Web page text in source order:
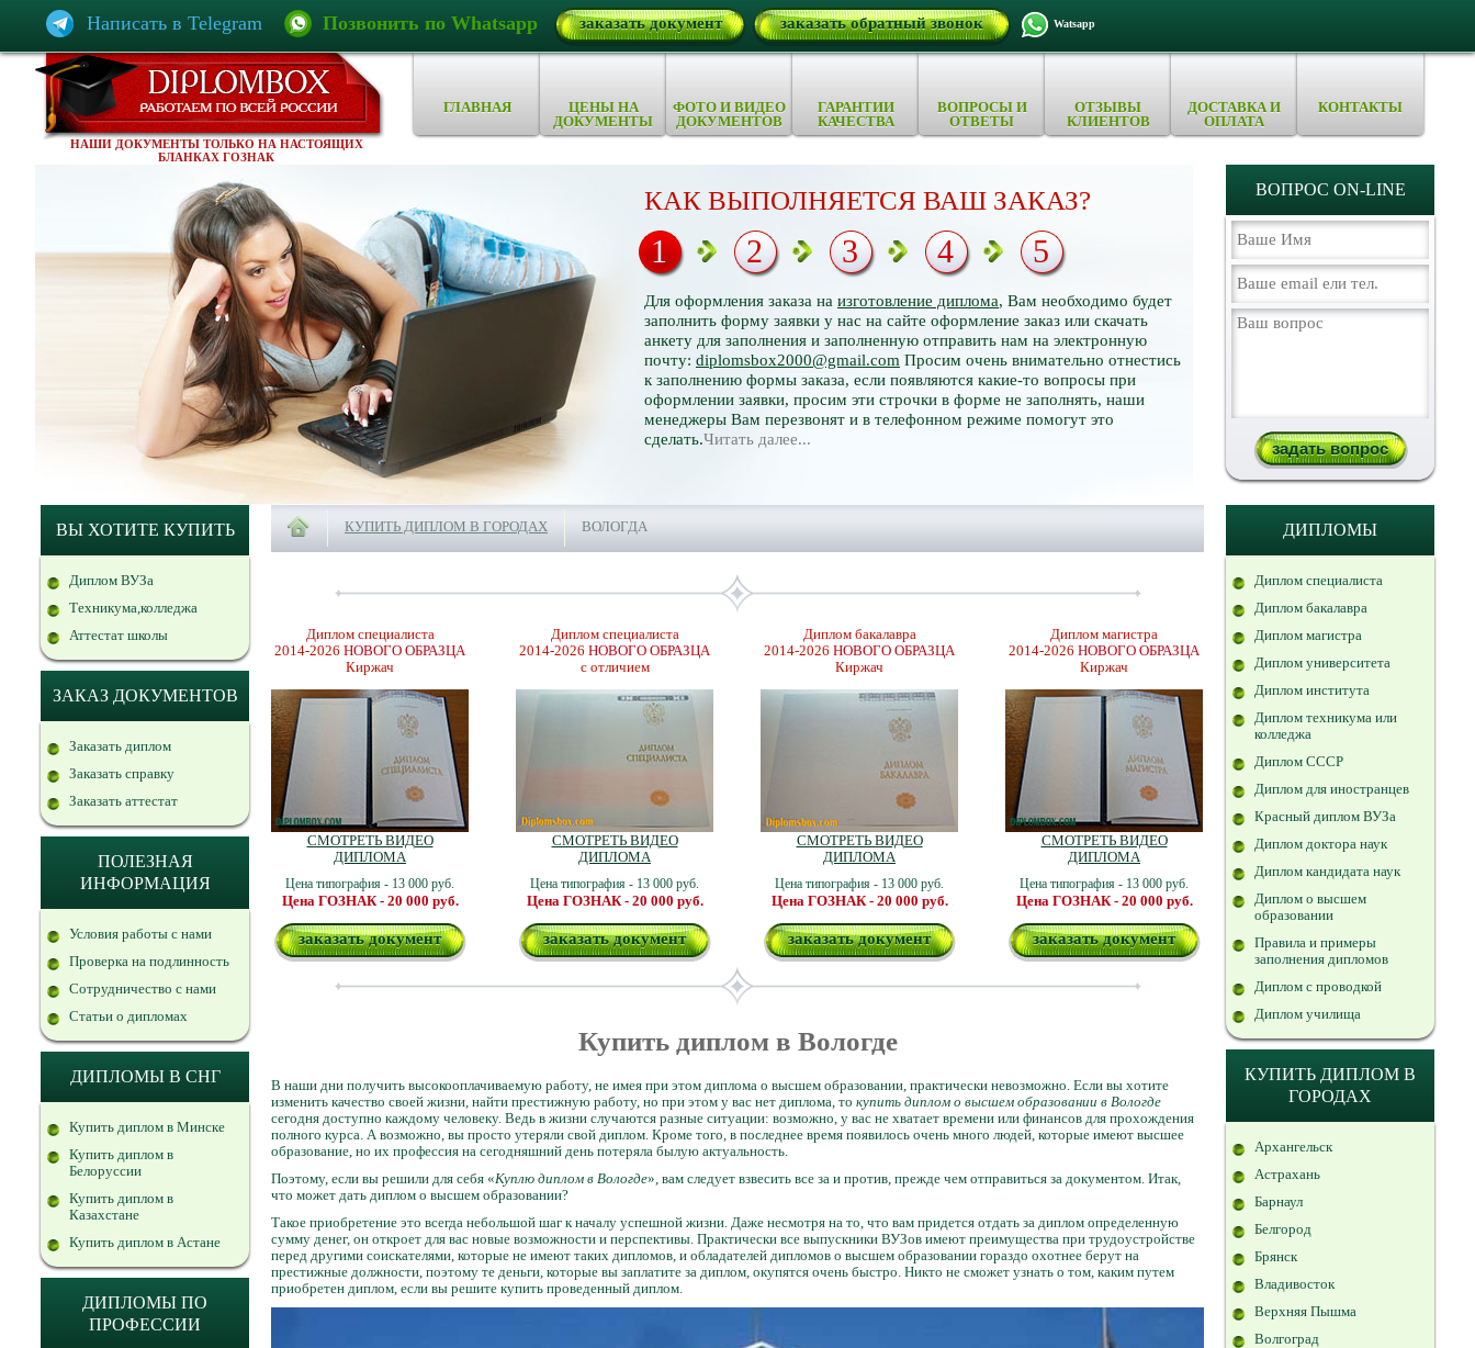
Написать в Telegram Позвонить по Whatsapp заказать документ заказать обратный звонок Watsapp
НАШИ ДОКУМЕНТЫ ТОЛЬКО НА НАСТОЯЩИХ
БЛАНКАХ ГОЗНАК
ГЛАВНАЯ
ЦЕНЫ НА
ДОКУМЕНТЫ
ФОТО И ВИДЕО
ДОКУМЕНТОВ
ГАРАНТИИ
КАЧЕСТВА
ВОПРОСЫ И
ОТВЕТЫ
ОТЗЫВЫ
КЛИЕНТОВ
ДОСТАВКА И
ОПЛАТА
КОНТАКТЫ
КАК ВЫПОЛНЯЕТСЯ ВАШ ЗАКАЗ?
Для оформления заказа на изготовление диплома, Вам необходимо будет
заполнить форму заявки у нас на сайте оформление заказ или скачать
анкету для заполнения и заполненную отправить нам на электронную
почту: diplomsbox2000@gmail.com Просим очень внимательно отнестись
к заполнению формы заказа, если появляются какие-то вопросы при
оформлении заявки, просим эти строчки в форме не заполнять, наши
менеджеры Вам перезвонят и в телефонном режиме помогут это
сделать.Читать далее...
1 2 3 4 5
ВОПРОС ON-LINE
ВЫ ХОТИТЕ КУПИТЬ
Диплом ВУЗа
Техникума,колледжа
Аттестат школы
ЗАКАЗ ДОКУМЕНТОВ
Заказать диплом
Заказать справку
Заказать аттестат
ПОЛЕЗНАЯ
ИНФОРМАЦИЯ
Условия работы с нами
Проверка на подлинность
Сотрудничество с нами
Статьи о дипломах
ДИПЛОМЫ В СНГ
Купить диплом в Минске
Купить диплом в
Белоруссии
Купить диплом в
Казахстане
Купить диплом в Астане
ДИПЛОМЫ ПО
ПРОФЕССИИ
КУПИТЬ ДИПЛОМ В ГОРОДАХ ВОЛОГДА
Диплом специалиста
2014-2026 НОВОГО ОБРАЗЦА
Киржач
СМОТРЕТЬ ВИДЕО
ДИПЛОМА
Цена типография - 13 000 руб.
Цена ГОЗНАК - 20 000 руб.
заказать документ
Диплом специалиста
2014-2026 НОВОГО ОБРАЗЦА
с отличием
СМОТРЕТЬ ВИДЕО
ДИПЛОМА
Цена типография - 13 000 руб.
Цена ГОЗНАК - 20 000 руб.
заказать документ
Диплом бакалавра
2014-2026 НОВОГО ОБРАЗЦА
Киржач
СМОТРЕТЬ ВИДЕО
ДИПЛОМА
Цена типография - 13 000 руб.
Цена ГОЗНАК - 20 000 руб.
заказать документ
Диплом магистра
2014-2026 НОВОГО ОБРАЗЦА
Киржач
СМОТРЕТЬ ВИДЕО
ДИПЛОМА
Цена типография - 13 000 руб.
Цена ГОЗНАК - 20 000 руб.
заказать документ
Купить диплом в Вологде
В наши дни получить высокооплачиваемую работу, не имея при этом диплома о высшем образовании, практически невозможно. Если вы хотите
изменить качество своей жизни, найти престижную работу, но при этом у вас нет диплома, то купить диплом о высшем образовании в Вологде
сегодня доступно каждому человеку. Ведь в жизни случаются разные ситуации: возможно, у вас не хватает времени или финансов для прохождения
полного курса. А возможно, вы просто утеряли свой диплом. Кроме того, в последнее время появилось очень много людей, которые имеют высшее
образование, но их профессия на сегодняшний день потеряла былую актуальность.
Поэтому, если вы решили для себя «Куплю диплом в Вологде», вам следует взвесить все за и против, прежде чем отправиться за документом. Итак,
что может дать диплом о высшем образовании?
Такое приобретение это всегда небольшой шаг к началу успешной жизни. Даже несмотря на то, что вам придется отдать за диплом определенную
сумму денег, он откроет для вас новые возможности и перспективы. Практически все выпускники ВУЗов имеют преимущества при трудоустройстве
перед другими соискателями, которые не имеют таких дипломов, и обладателей дипломов о высшем образовании гораздо охотнее берут на
престижные должности, поэтому те деньги, которые вы заплатите за диплом, окупятся очень быстро. Никто не сможет узнать о том, каким путем
приобретен диплом, если вы решите купить проведенный диплом.
ДИПЛОМЫ
Диплом специалиста
Диплом бакалавра
Диплом магистра
Диплом университета
Диплом института
Диплом техникума или
колледжа
Диплом СССР
Диплом для иностранцев
Красный диплом ВУЗа
Диплом доктора наук
Диплом кандидата наук
Диплом о высшем
образовании
Правила и примеры
заполнения дипломов
Диплом с проводкой
Диплом училища
КУПИТЬ ДИПЛОМ В
ГОРОДАХ
Архангельск
Астрахань
Барнаул
Белгород
Брянск
Владивосток
Верхняя Пышма
Волгоград